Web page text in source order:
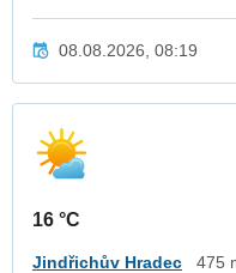
08.08.2026, 08:19
16 °C
Jindřichův Hradec 475